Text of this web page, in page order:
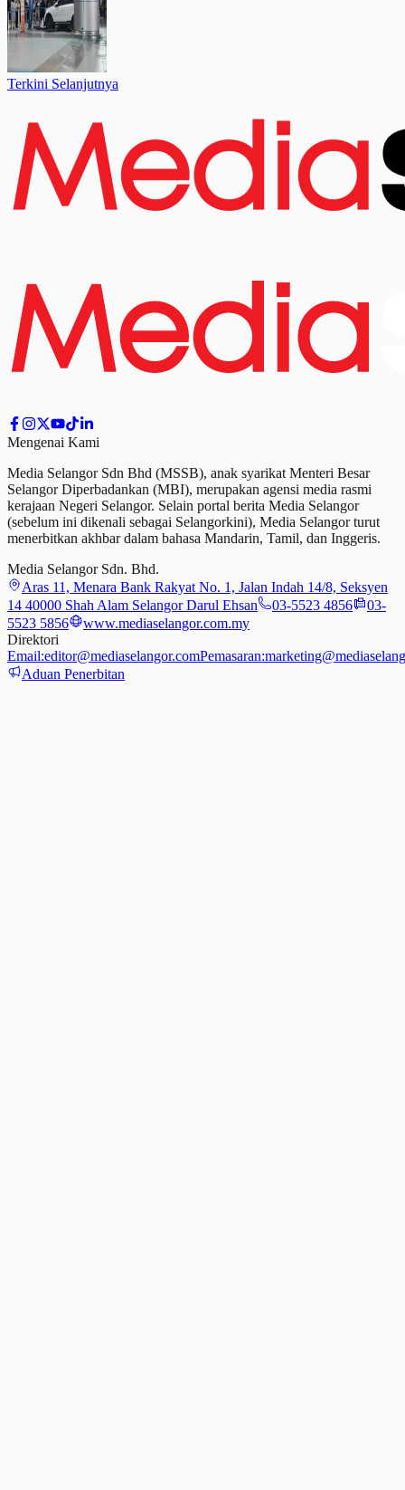
Terkini Selanjutnya
Mengenai Kami
Media Selangor Sdn Bhd (MSSB), anak syarikat Menteri Besar
Selangor Diperbadankan (MBI), merupakan agensi media rasmi
kerajaan Negeri Selangor. Selain portal berita Media Selangor
(sebelum ini dikenali sebagai Selangorkini), Media Selangor turut
menerbitkan akhbar dalam bahasa Mandarin, Tamil, dan Inggeris.
Media Selangor Sdn. Bhd.
Aras 11, Menara Bank Rakyat No. 1, Jalan Indah 14/8, Seksyen
14 40000 Shah Alam Selangor Darul Ehsan
03-5523 4856
03-
5523 5856
www.mediaselangor.com.my
Direktori
Email:editor@mediaselangor.comPemasaran:
Aduan Penerbitan